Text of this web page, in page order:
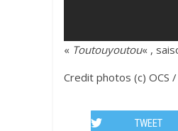
« Toutouyoutou« ,
Credit photos (c) OCS /
TWEET